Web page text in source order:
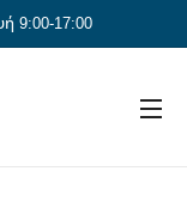
9:00-17:00